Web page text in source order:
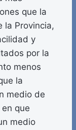
que la
la Provincia,
y
por la
menos
la
medio de
que
medio